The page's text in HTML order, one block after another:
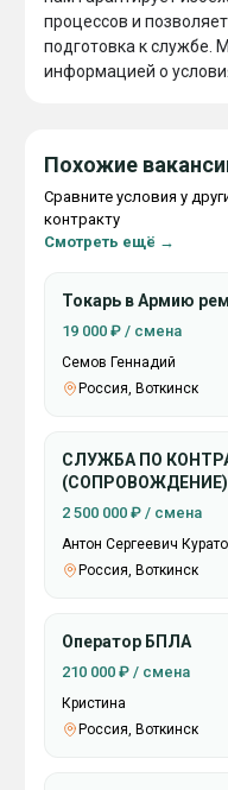
процессов и
подготовка к службе.
информацией о
Похожие
Сравните условия у
контракту
Смотреть ещё →
Токарь в Армию
19 000 ₽ / смена
Семов Геннадий
Россия, Воткинск
СЛУЖБА ПО
(СОПРОВОЖДЕНИЕ)
2 500 000 ₽ / смена
Антон Сергеевич
Россия, Воткинск
Оператор БПЛА
210 000 ₽ / смена
Кристина
Россия, Воткинск